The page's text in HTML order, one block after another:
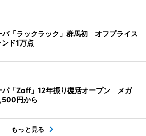
パ「ラックラック」群馬初 オフプライス
ド1万点
パ「Zoff」12年振り復活オープン メガ
円から
もっと見る